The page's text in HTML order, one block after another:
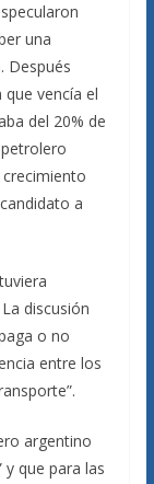
una
Después
vencía el
del 20% de
a
discusión
o no
entre los
argentino
que para las